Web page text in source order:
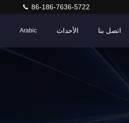
86-186-7636-5722
اتصل بنا الأحداث Arabic